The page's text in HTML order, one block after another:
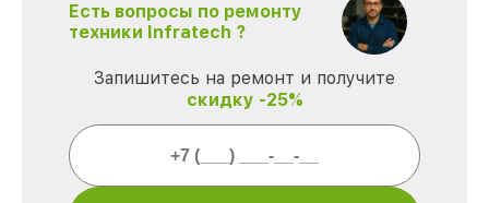
Есть вопросы по ремонту
техники Infratech ?
Запишитесь на ремонт и получите
скидку -25%